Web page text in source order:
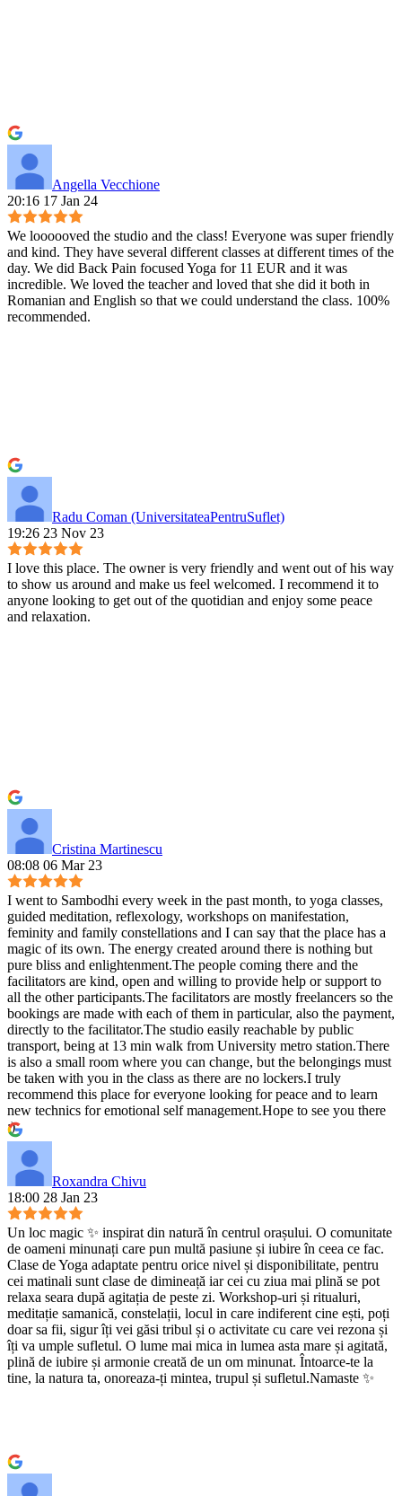
Angella Vecchione
20:16 17 Jan 24
We loooooved the studio and the class! Everyone was super friendly
and kind. They have several different classes at different times of the
day. We did Back Pain focused Yoga for 11 EUR and it was
incredible. We loved the teacher and loved that she did it both in
Romanian and English so that we could understand the class. 100%
recommended.
Radu Coman (UniversitateaPentruSuflet)
19:26 23 Nov 23
I love this place. The owner is very friendly and went out of his way
to show us around and make us feel welcomed. I recommend it to
anyone looking to get out of the quotidian and enjoy some peace
and relaxation.
Cristina Martinescu
08:08 06 Mar 23
I went to Sambodhi every week in the past month, to yoga classes,
guided meditation, reflexology, workshops on manifestation,
feminity and family constellations and I can say that the place has a
magic of its own. The energy created around there is nothing but
pure bliss and enlightenment.The people coming there and the
facilitators are kind, open and willing to provide help or support to
all the other participants.The facilitators are mostly freelancers so the
bookings are made with each of them in particular, also the payment,
directly to the facilitator.The studio easily reachable by public
transport, being at 13 min walk from University metro station.There
is also a small room where you can change, but the belongings must
be taken with you in the class as there are no lockers.I truly
recommend this place for everyone looking for peace and to learn
new technics for emotional self management.Hope to see you there
:)
Roxandra Chivu
18:00 28 Jan 23
Un loc magic ✨ inspirat din natură în centrul orașului. O comunitate
de oameni minunați care pun multă pasiune și iubire în ceea ce fac.
Clase de Yoga adaptate pentru orice nivel și disponibilitate, pentru
cei matinali sunt clase de dimineață iar cei cu ziua mai plină se pot
relaxa seara după agitația de peste zi. Workshop-uri și ritualuri,
meditație samanică, constelații, locul in care indiferent cine ești, poți
doar sa fii, sigur îți vei găsi tribul și o activitate cu care vei rezona și
îți va umple sufletul. O lume mai mica in lumea asta mare și agitată,
plină de iubire și armonie creată de un om minunat. Întoarce-te la
tine, la natura ta, onoreaza-ți mintea, trupul și sufletul.Namaste ✨